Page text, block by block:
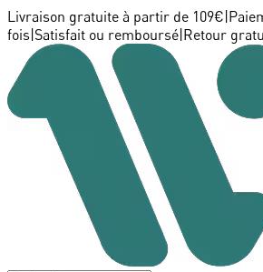
Livraison gratuite à partir de 109€
fois Satisfait ou remboursé Retour